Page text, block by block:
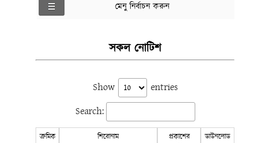
মেনু নির্বাচন করুন
সকল নোটিশ
Show
entries
Search:
ক্রমিক শিরোনাম
প্রকাশের
ডাউনলোড